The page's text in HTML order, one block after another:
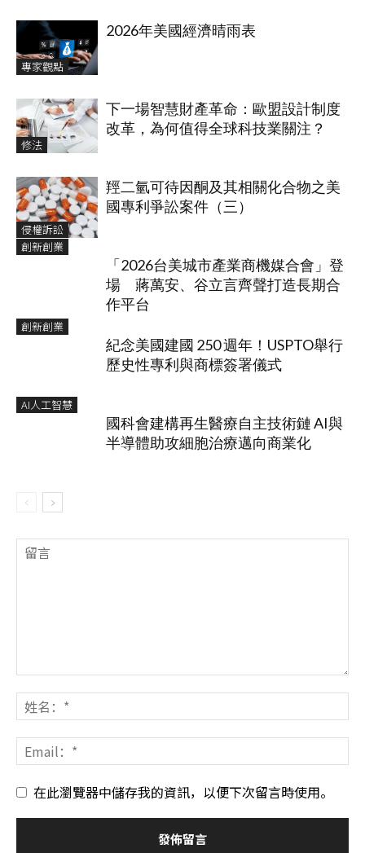
專家觀點
2026年美國經濟晴雨表
修法
下一場智慧財產革命：歐盟設計制度
改革，為何值得全球科技業關注？
侵權訴訟
羥二氫可待因酮及其相關化合物之美
國專利爭訟案件（三）
創新創業
「2026台美城市產業商機媒合會」登
場 蔣萬安、谷立言齊聲打造長期合
作平台
創新創業
紀念美國建國 250 週年！USPTO舉行
歷史性專利與商標簽署儀式
AI人工智慧
國科會建構再生醫療自主技術鏈 AI與
半導體助攻細胞治療邁向商業化
在此瀏覽器中儲存我的資訊，以便下次留言時使用。